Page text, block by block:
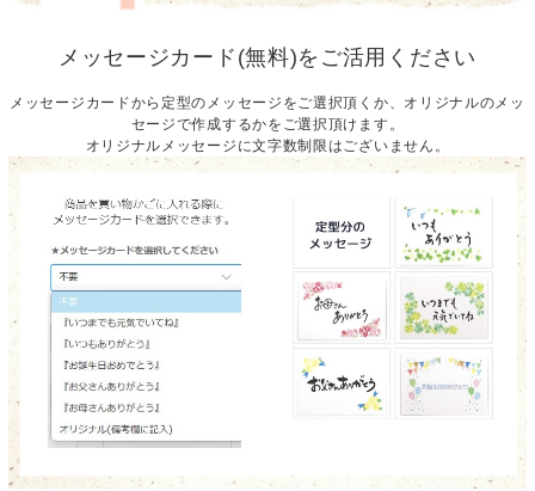
メッセージカード(無料)をご活用ください
メッセージカードから定型のメッセージをご選択頂くか、オリジナルのメッ
セージで作成するかをご選択頂けます。
オリジナルメッセージに文字数制限はございません。